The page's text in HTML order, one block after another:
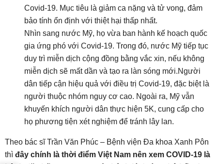
Covid-19. Mục tiêu là giảm ca nặng và tử vong, đảm
bảo tính ổn định với thiệt hại thấp nhất.
Nhìn sang nước Mỹ, họ vừa ban hành kế hoạch quốc
gia ứng phó với Covid-19. Trong đó, nước Mỹ tiếp tục
duy trì miễn dịch cộng đồng bằng vắc xin, nếu không
miễn dịch sẽ mất dần và tạo ra làn sóng mới.Người
dân tiếp cận hiệu quả với điều trị Covid-19, đặc biệt là
người thuộc nhóm nguy cơ cao. Ngoài ra, Mỹ vẫn
khuyến khích người dân thực hiện 5K, cung cấp cho
họ phương tiện xét nghiệm để tránh lây lan.
Theo bác sĩ Trần Văn Phúc – Bệnh viện Đa khoa Xanh Pôn
thì đây chính là thời điểm Việt Nam nên xem COVID-19 là